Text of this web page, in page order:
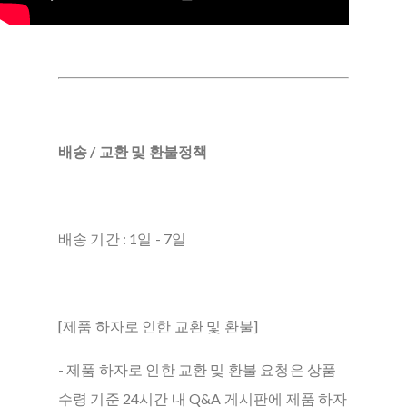
배송 / 교환 및 환불정책
배송 기간 : 1일 - 7일
[제품 하자로 인한 교환 및 환불]
- 제품 하자로 인한 교환 및 환불 요청은 상품
수령 기준 24시간 내 Q&A 게시판에 제품 하자